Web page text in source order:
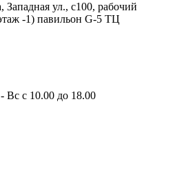
Западная ул., с100, рабочий
-1) павильон G-5 ТЦ
Вс с 10.00 до 18.00